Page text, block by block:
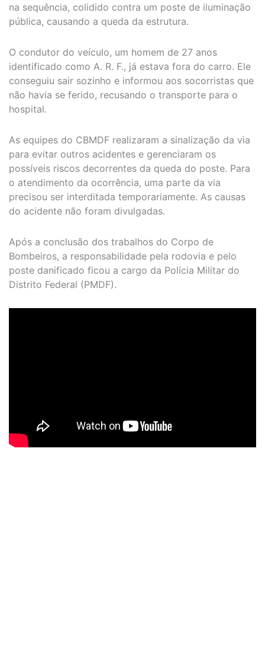
na sequência, colidido contra um poste de iluminação
pública, causando a queda da estrutura.
O condutor do veículo, um homem de 27 anos
identificado como A. R. F., já estava fora do carro. Ele
conseguiu sair sozinho e informou aos socorristas que
não havia se ferido, recusando o transporte para o
hospital.
As equipes do CBMDF realizaram a sinalização da via
para evitar outros acidentes e gerenciaram os
possíveis riscos decorrentes da queda do poste. Para
o atendimento da ocorrência, uma parte da via
precisou ser interditada temporariamente. As causas
do acidente não foram divulgadas.
Após a conclusão dos trabalhos do Corpo de
Bombeiros, a responsabilidade pela rodovia e pelo
poste danificado ficou a cargo da Polícia Militar do
Distrito Federal (PMDF).